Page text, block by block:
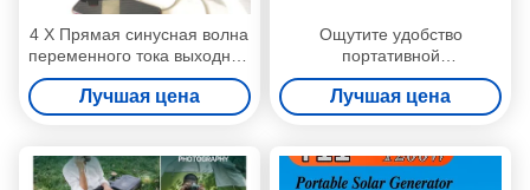
4 X Прямая синусная волна
переменного тока выходной
мобильный источник
питания для потребности в
перезарядке ВВ 6А
Лучшая цена
Ощутите удобство
портативной
электростанции с выходом
чистых синусных волн 4 X
AC и входом DC 38V 6A
Лучшая цена